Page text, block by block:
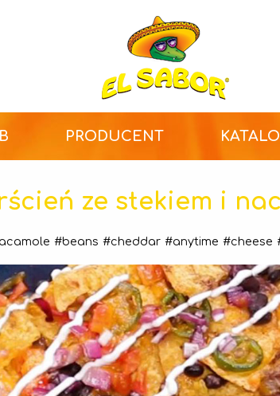
PRODUCENT
ze stekiem i
#beans #cheddar #anytime #cheese